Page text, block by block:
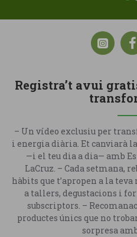
Registra’t avui
– Un vídeo exclusiu per
i energia diària. Et canviarà
—i el teu dia a dia— amb
LaCruz. – Cada setmana,
hàbits que t’apropen a la
a tallers, degustacions i
subscriptors. –
productes únics que no
sorpresa